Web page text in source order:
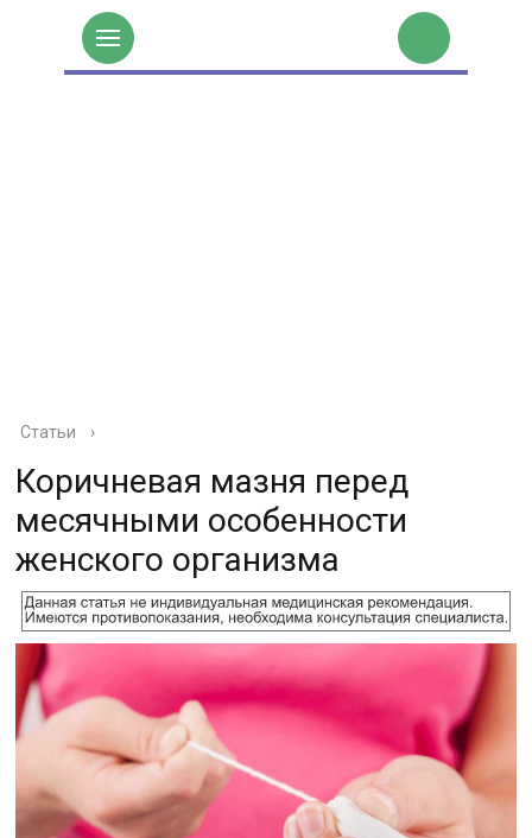
Статьи ›
Коричневая мазня перед
месячными особенности
женского организма